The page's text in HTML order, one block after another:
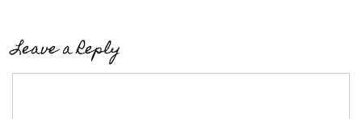
Leave a Reply